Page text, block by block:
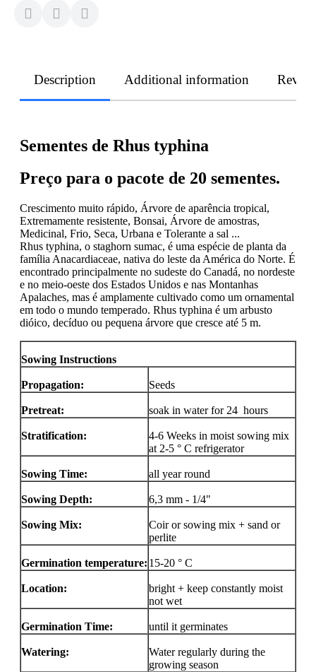
Description Additional information
Sementes de Rhus typhina
Preço para o pacote de 20 sementes.
Crescimento muito rápido, Árvore de aparência tropical,
Extremamente resistente, Bonsai, Árvore de amostras,
Medicinal, Frio, Seca, Urbana e Tolerante a sal ...
Rhus typhina, o staghorn sumac, é uma espécie de planta da
família Anacardiaceae, nativa do leste da América do Norte. É
encontrado principalmente no sudeste do Canadá, no nordeste
e no meio-oeste dos Estados Unidos e nas Montanhas
Apalaches, mas é amplamente cultivado como um ornamental
em todo o mundo temperado. Rhus typhina é um arbusto
dióico, decíduo ou pequena árvore que cresce até 5 m.
Sowing Instructions
Propagation: Seeds
Pretreat: soak in water for 24 hours
Stratification:
4-6 Weeks in moist sowing mix
at 2-5 ° C refrigerator
Sowing Time: all year round
Sowing Depth: 6,3 mm - 1/4"
Sowing Mix:
Coir or sowing mix + sand or
perlite
Germination temperature: 15-20 ° C
Location:
bright + keep constantly moist
not wet
Germination Time: until it germinates
Watering:
Water regularly during the
growing season